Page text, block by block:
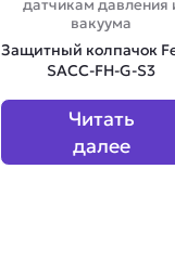
датчикам давления
вакуума
Защитный колпачок
SACC-FH-G-S3
Читать
далее